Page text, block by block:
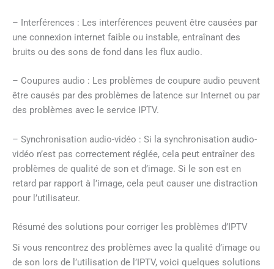
– Interférences : Les interférences peuvent être causées par
une connexion internet faible ou instable, entraînant des
bruits ou des sons de fond dans les flux audio.
– Coupures audio : Les problèmes de coupure audio peuvent
être causés par des problèmes de latence sur Internet ou par
des problèmes avec le service IPTV.
– Synchronisation audio-vidéo : Si la synchronisation audio-
vidéo n’est pas correctement réglée, cela peut entraîner des
problèmes de qualité de son et d’image. Si le son est en
retard par rapport à l’image, cela peut causer une distraction
pour l’utilisateur.
Résumé des solutions pour corriger les problèmes d’IPTV
Si vous rencontrez des problèmes avec la qualité d’image ou
de son lors de l’utilisation de l’IPTV, voici quelques solutions